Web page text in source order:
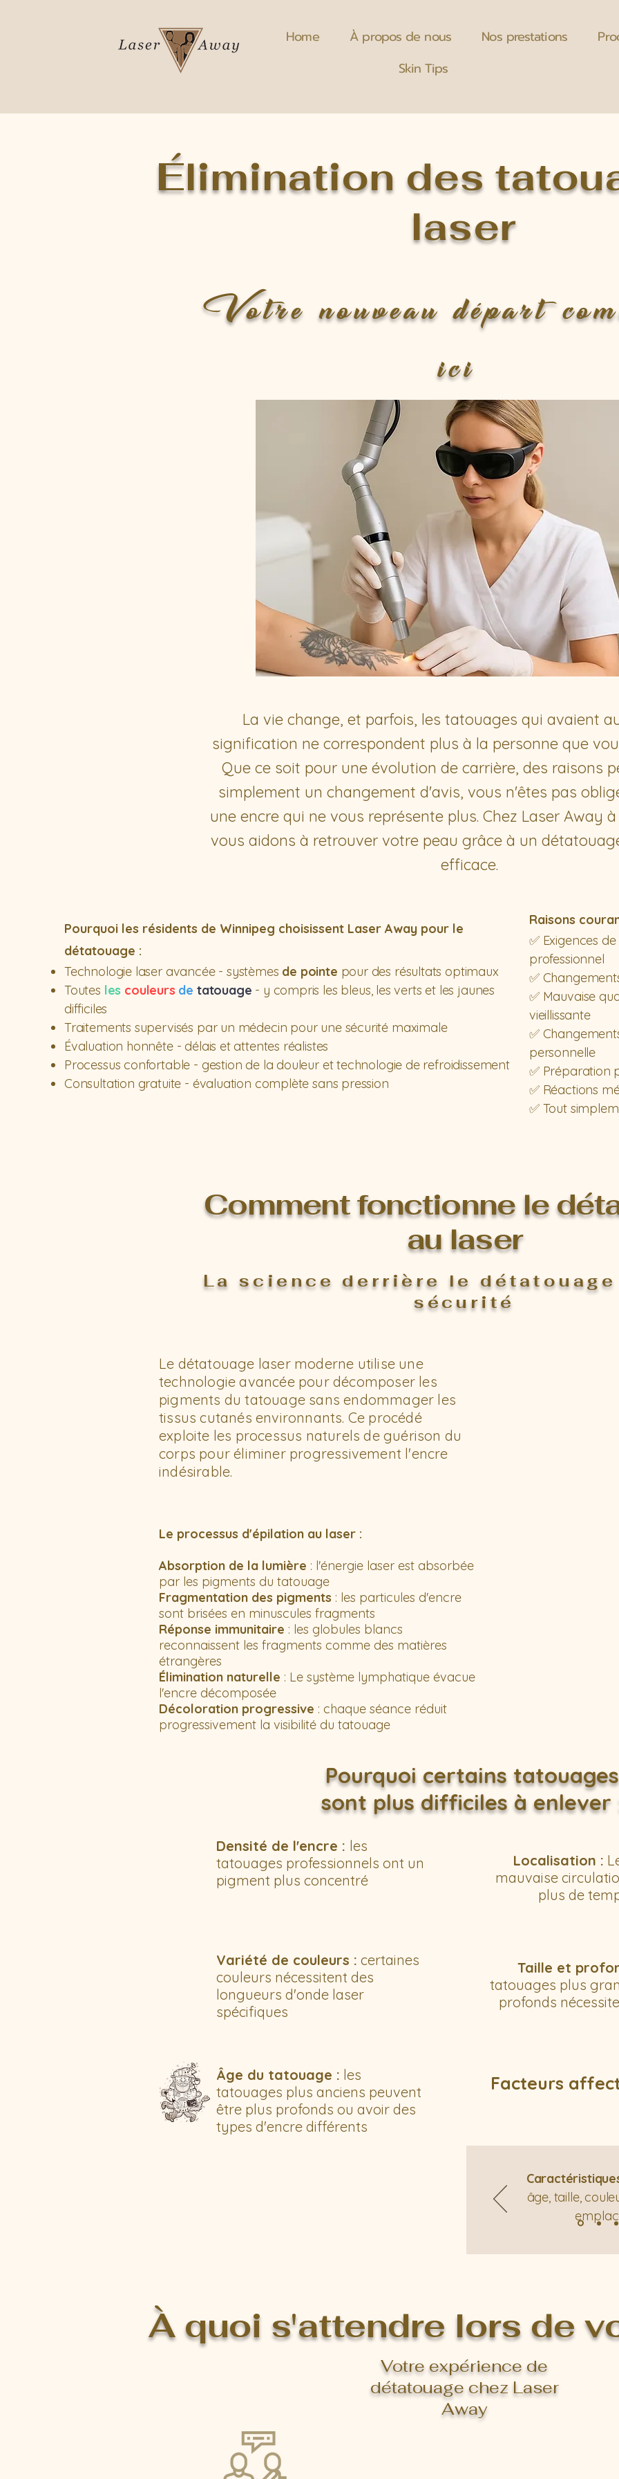
Home À propos de nous Nos prestations
Skin Tips
Élimination des
laser
Votre nouveau départ
ici
La vie change, et parfois, les tatouages qui avaient
signification ne correspondent plus à la personne que
Que ce soit pour une évolution de carrière, des raisons
simplement un changement d'avis, vous n'êtes pas
une encre qui ne vous représente plus. Chez Laser Away
vous aidons à retrouver votre peau grâce à un
efficace.
Pourquoi les résidents de Winnipeg choisissent Laser Away pour le
détatouage :
Technologie laser avancée - systèmes de pointe pour des résultats optimaux
Toutes les couleurs de tatouage - y compris les bleus, les verts et les jaunes
difficiles
Traitements supervisés par un médecin pour une sécurité maximale
Évaluation honnête - délais et attentes réalistes
Processus confortable - gestion de la douleur et technologie de refroidissement
Consultation gratuite - évaluation complète sans pression
Raisons
✅ Exigences
professionnel
✅
✅ Mauvaise
vieillissante
✅
personnelle
✅ Préparation
✅ Réactions
✅ Tout
Comment fonctionne le
au laser
La science derrière le
sécurité
Le détatouage laser moderne utilise une
technologie avancée pour décomposer les
pigments du tatouage sans endommager les
tissus cutanés environnants. Ce procédé
exploite les processus naturels de guérison du
corps pour éliminer progressivement l'encre
indésirable.
Le processus d'épilation au laser :
Absorption de la lumière : l'énergie laser est absorbée
par les pigments du tatouage
Fragmentation des pigments : les particules d'encre
sont brisées en minuscules fragments
Réponse immunitaire : les globules blancs
reconnaissent les fragments comme des matières
étrangères
Élimination naturelle : Le système lymphatique évacue
l'encre décomposée
Décoloration progressive : chaque séance réduit
progressivement la visibilité du tatouage
Pourquoi certains tatouages
sont plus difficiles à enlever
Densité de l'encre : les
tatouages professionnels ont un
pigment plus concentré
Localisation :
mauvaise
plus de
Variété de couleurs : certaines
couleurs nécessitent des
longueurs d'onde laser
spécifiques
Taille et
tatouages plus
profonds
Âge du tatouage : les
tatouages plus anciens peuvent
être plus profonds ou avoir des
types d'encre différents
Facteurs
âge, taille,
À quoi s'attendre lors de
Votre expérience de
détatouage chez Laser
Away